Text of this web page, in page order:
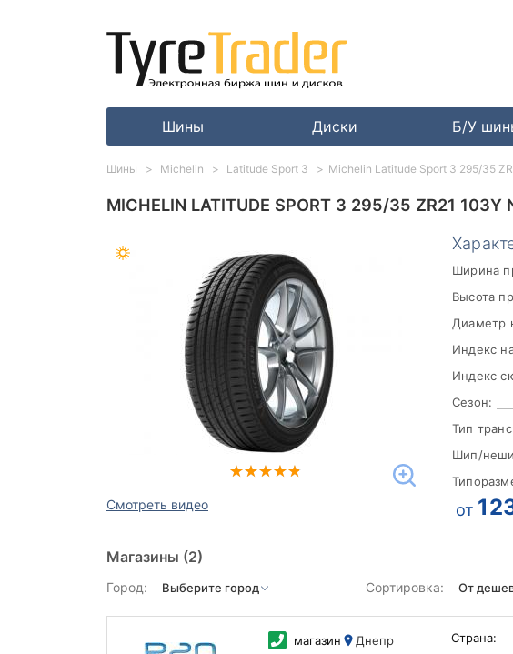
Шины Диски Б/У
MICHELIN LATITUDE SPORT 3 295/35 ZR21 103Y
Смотреть видео
Ширина
Высота
Диаметр
Индекс
Индекс
Сезон:
Тип
Шип/
от
Магазины (2)
Город: Сортировка:
магазин Днепр Страна:
Шины Michelin Latitude Sport 3 Michelin Latitude Sport 3 295/35